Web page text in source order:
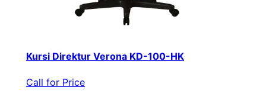
Kursi Direktur Verona KD-100-HK
Call for Price